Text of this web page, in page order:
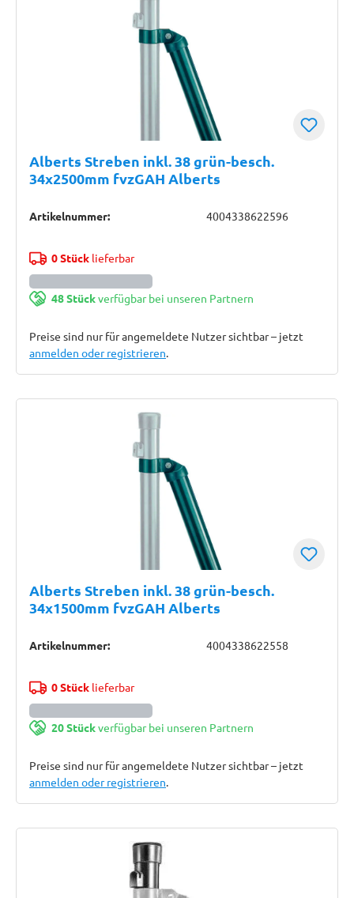
Alberts Streben inkl. 38 grün-besch.
34x2500mm fvzGAH Alberts
Artikelnummer: 4004338622596
0 Stücklieferbar
48 Stückverfügbar bei unseren Partnern
Preise sind nur für angemeldete Nutzer sichtbar – jetzt
anmelden oder registrieren.
Alberts Streben inkl. 38 grün-besch.
34x1500mm fvzGAH Alberts
Artikelnummer: 4004338622558
0 Stücklieferbar
20 Stückverfügbar bei unseren Partnern
Preise sind nur für angemeldete Nutzer sichtbar – jetzt
anmelden oder registrieren.